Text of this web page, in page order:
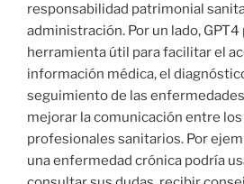
responsabilidad patrimonial
administración. Por un lado,
herramienta útil para facilitar el
información médica, el
seguimiento de las
mejorar la comunicación entre
profesionales sanitarios. Por
una enfermedad crónica podría